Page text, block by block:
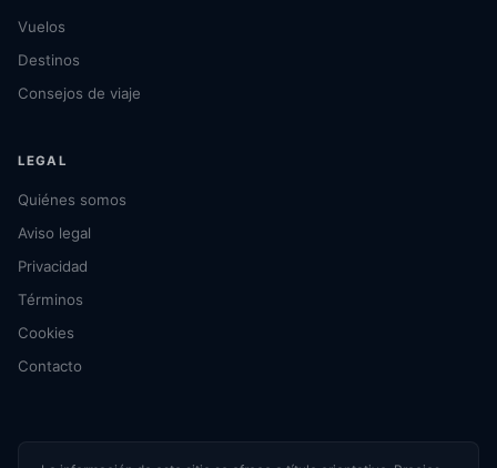
Vuelos
Destinos
Consejos de viaje
LEGAL
Quiénes somos
Aviso legal
Privacidad
Términos
Cookies
Contacto